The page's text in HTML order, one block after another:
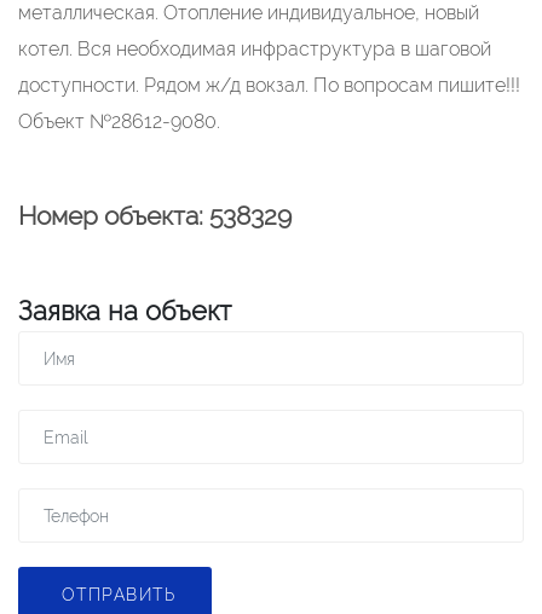
металлическая. Отопление индивидуальное, новый
котел. Вся необходимая инфраструктура в шаговой
доступности. Рядом ж/д вокзал. По вопросам пишите!!!
Объект №28612-9080.
Номер объекта: 538329
Заявка на объект
ОТПРАВИТЬ